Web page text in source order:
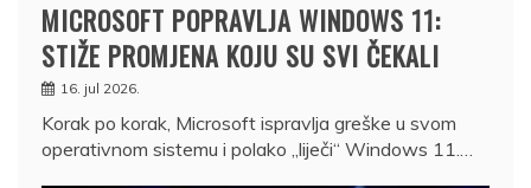
MICROSOFT POPRAVLJA WINDOWS 11:
STIŽE PROMJENA KOJU SU SVI ČEKALI
16. jul 2026.
Korak po korak, Microsoft ispravlja greške u svom
operativnom sistemu i polako „liječi“ Windows 11.…